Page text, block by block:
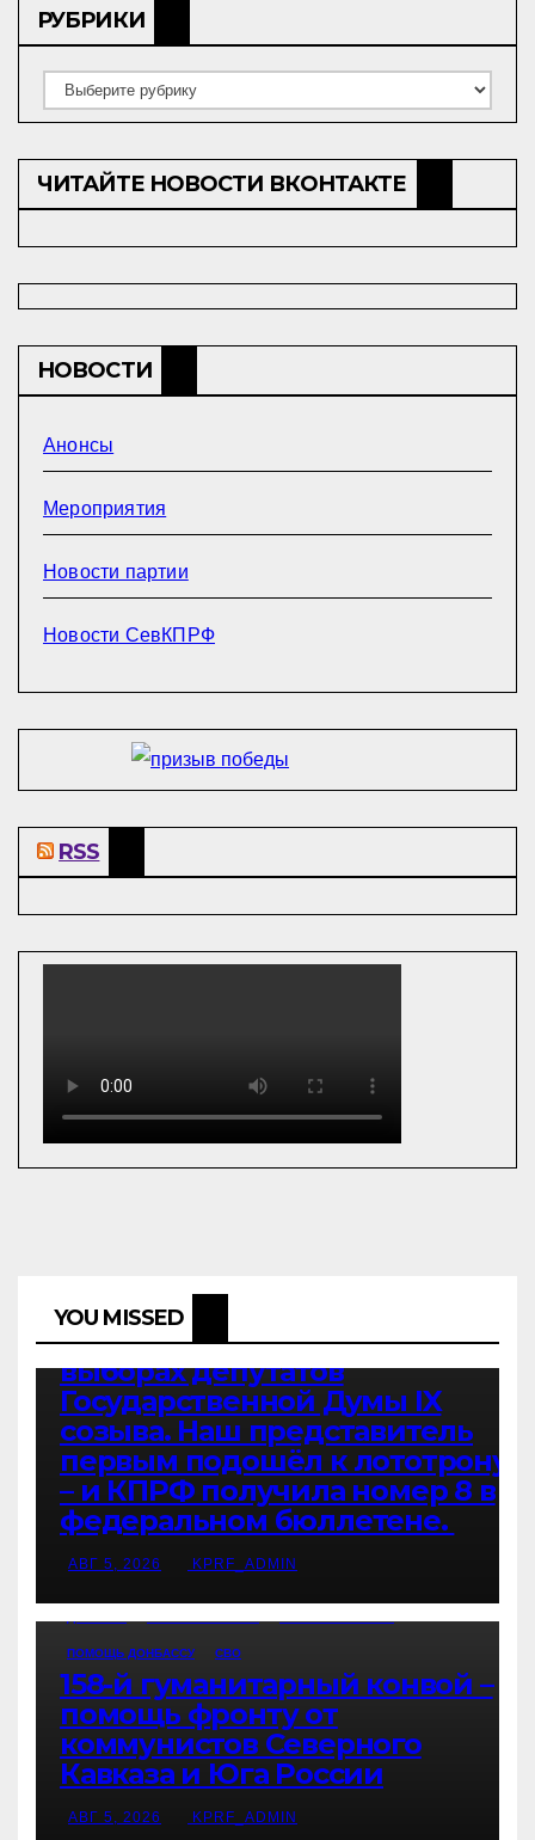
РУБРИКИ
Рубрики
ЧИТАЙТЕ НОВОСТИ ВКОНТАКТЕ
НОВОСТИ
Анонсы
Мероприятия
Новости партии
Новости СевКПРФ
RSS
YOU MISSED
жеребьёвка по размещению
партий в бюллетене на
выборах депутатов
Государственной Думы IX
созыва. Наш представитель
первым подошёл к лототрону
– и КПРФ получила номер 8 в
федеральном бюллетене.
АВГ 5, 2026 KPRF_ADMIN
ПОМОЩЬ ДОНБАССУ СВО
158-й гуманитарный конвой –
помощь фронту от
коммунистов Северного
Кавказа и Юга России
АВГ 5, 2026 KPRF_ADMIN